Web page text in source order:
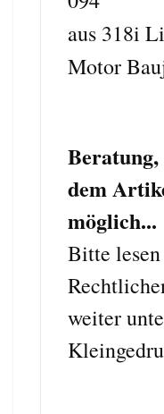
aus 318i
Motor
dem
möglich...
Bitte
weiter